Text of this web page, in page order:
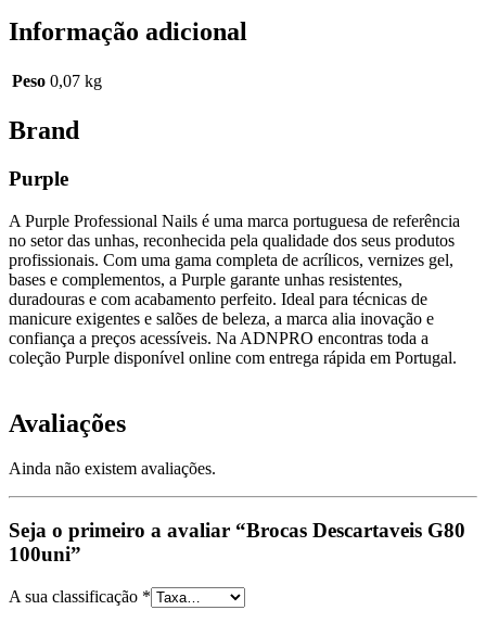
Informação adicional
Peso 0,07 kg
Brand
Purple
A Purple Professional Nails é uma marca portuguesa de referência
no setor das unhas, reconhecida pela qualidade dos seus produtos
profissionais. Com uma gama completa de acrílicos, vernizes gel,
bases e complementos, a Purple garante unhas resistentes,
duradouras e com acabamento perfeito. Ideal para técnicas de
manicure exigentes e salões de beleza, a marca alia inovação e
confiança a preços acessíveis. Na ADNPRO encontras toda a
coleção Purple disponível online com entrega rápida em Portugal.
Avaliações
Ainda não existem avaliações.
Seja o primeiro a avaliar “Brocas Descartaveis G80
100uni”
A sua classificação *